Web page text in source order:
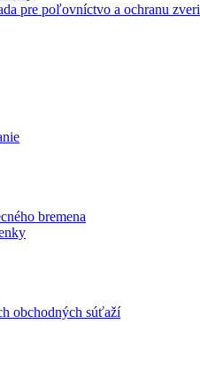
pre poľovníctvo a ochranu zveri
bremena
obchodných súťaží